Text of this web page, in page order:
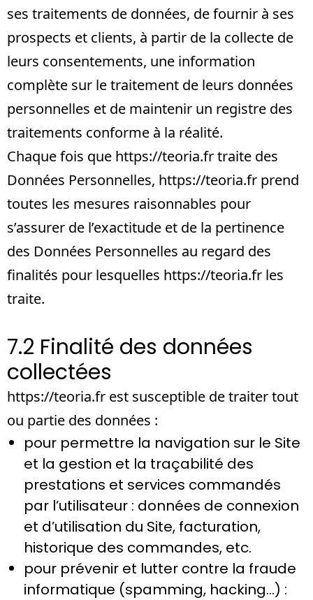
ses traitements de données, de fournir à ses
prospects et clients, à partir de la collecte de
leurs consentements, une information
complète sur le traitement de leurs données
personnelles et de maintenir un registre des
traitements conforme à la réalité.
Chaque fois que https://teoria.frtraite des
Données Personnelles, https://teoria.fr prend
toutes les mesures raisonnables pour
s’assurer de l’exactitude et de la pertinence
des Données Personnelles au regard des
finalités pour lesquelles https://teoria.fr les
traite.
7.2 Finalité des données
collectées
https://teoria.fr est susceptible de traiter tout
ou partie des données :
pour permettre la navigation sur le Site
et la gestion et la traçabilité des
prestations et services commandés
par l’utilisateur : données de connexion
et d’utilisation du Site, facturation,
historique des commandes, etc.
pour prévenir et lutter contre la fraude
informatique (spamming, hacking…) :